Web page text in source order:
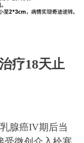
疗18天止
腺癌IV期后当